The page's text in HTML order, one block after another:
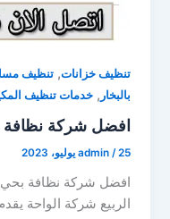
تنظيف خزانات,تنظيف
بالبخار ,خدمات تنظيف
افضل شركة نظافة
admin /25 يوليو، 2023
افضل شركة نظافة بحي
الربيع شركة الواحة